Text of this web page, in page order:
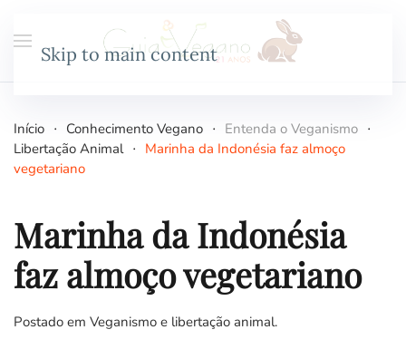
Skip to main content
Início Conhecimento Vegano
Entenda o Veganismo
Libertação Animal
Marinha da Indonésia faz almoço
vegetariano
Marinha da Indonésia
faz almoço vegetariano
Postado em Veganismo e libertação animal.